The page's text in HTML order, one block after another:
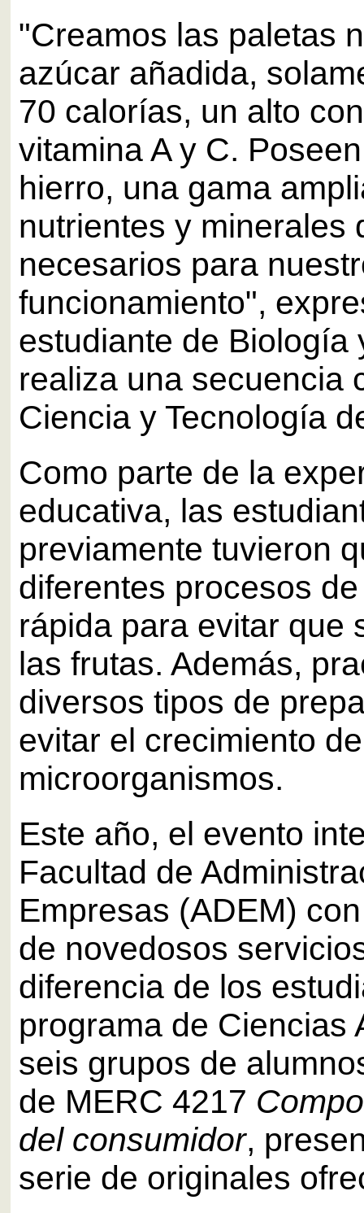
"Creamos las paletas
azúcar añadida,
70 calorías, un alto
vitamina A y C.
hierro, una gama
nutrientes y minerales
necesarios para
funcionamiento",
estudiante de Biología
realiza una secuencia
Ciencia y Tecnología
Como parte de la
educativa, las
previamente tuvieron
diferentes procesos
rápida para evitar que
las frutas. Además,
diversos tipos de
evitar el crecimiento de
microorganismos.
Este año, el evento
Facultad de
Empresas (ADEM)
de novedosos
diferencia de los
programa de Ciencias
seis grupos de
de MERC 4217
del consumidor,
serie de originales